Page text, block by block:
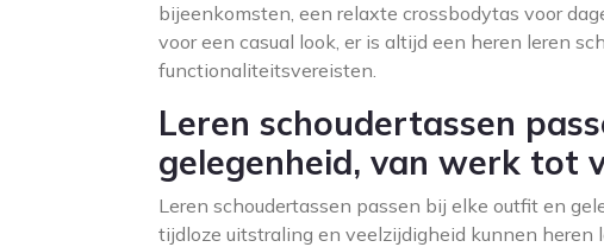
bijeenkomsten, een relaxte crossbodytas voor
voor een casual look, er is altijd een heren leren
functionaliteitsvereisten.
Leren schoudertassen
gelegenheid, van werk tot
Leren schoudertassen passen bij elke outfit en
tijdloze uitstraling en veelzijdigheid kunnen heren